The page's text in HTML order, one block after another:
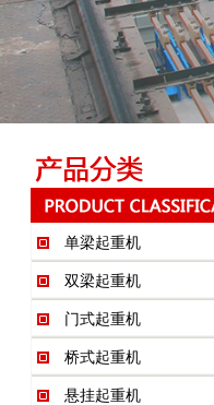
单梁起重机
双梁起重机
门式起重机
桥式起重机
悬挂起重机